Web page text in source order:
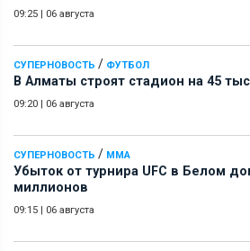
09:25 | 06 августа
СУПЕРНОВОСТЬ / ФУТБОЛ
В Алматы строят стадион на 45
09:20 | 06 августа
СУПЕРНОВОСТЬ / ММА
Убыток от турнира UFC в Белом
миллионов
09:15 | 06 августа